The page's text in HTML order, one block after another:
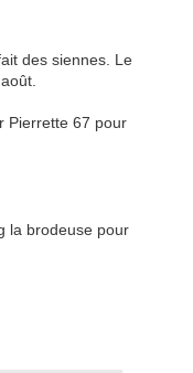
des siennes. Le
Pierrette 67 pour
la brodeuse pour